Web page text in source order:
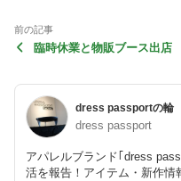
前の記事
臨時休業と物販ブース出店
dress passportの輪
dress passport
アパレルブランド｢dress
活を報告！アイテム・新作